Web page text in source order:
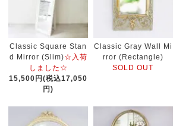
Classic Square Stan
d Mirror (Slim)☆入荷
しました☆
15,500円(税込17,050
円)
Classic Gray Wall Mi
rror (Rectangle)
SOLD OUT